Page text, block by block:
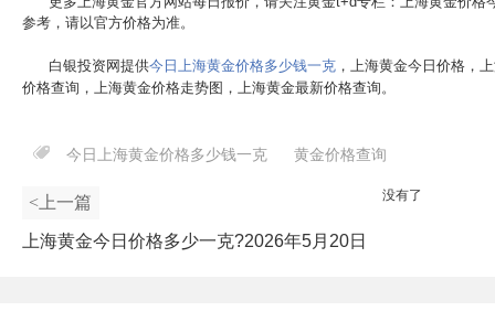
参考，请以官方价格为准。
白银投资网提供今日上海黄金价格多少钱一克 ，上海黄金今日价格，
价格查询，上海黄金价格走势图，上海黄金最新价格查询。
今日上海黄金价格多少钱一克 黄金价格查询
<上一篇
上海黄金今日价格多少一克?2026年5月20日
没有了